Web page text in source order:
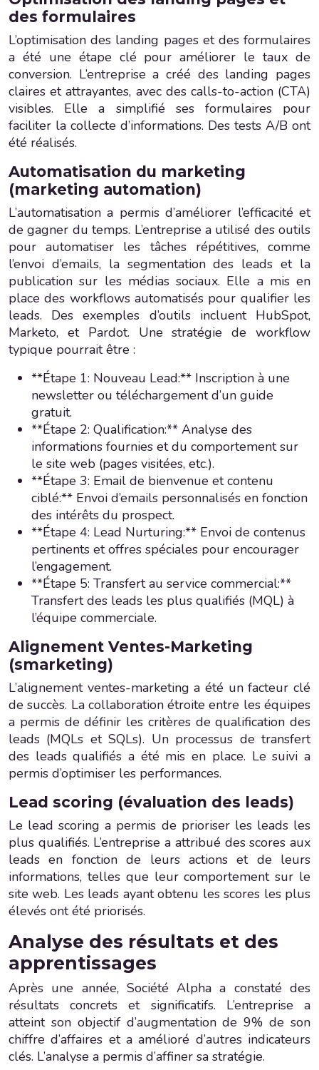
des formulaires
L’optimisation des landing pages et des formulaires
a été une étape clé pour améliorer le taux de
conversion. L’entreprise a créé des landing pages
claires et attrayantes, avec des calls-to-action (CTA)
visibles. Elle a simplifié ses formulaires pour
faciliter la collecte d’informations. Des tests A/B ont
été réalisés.
Automatisation du marketing
(marketing automation)
L’automatisation a permis d’améliorer l’efficacité et
de gagner du temps. L’entreprise a utilisé des outils
pour automatiser les tâches répétitives, comme
l’envoi d’emails, la segmentation des leads et la
publication sur les médias sociaux. Elle a mis en
place des workflows automatisés pour qualifier les
leads. Des exemples d’outils incluent HubSpot,
Marketo, et Pardot. Une stratégie de workflow
typique pourrait être :
**Étape 1: Nouveau Lead:** Inscription à une
newsletter ou téléchargement d’un guide
gratuit.
**Étape 2: Qualification:** Analyse des
informations fournies et du comportement sur
le site web (pages visitées, etc.).
**Étape 3: Email de bienvenue et contenu
ciblé:** Envoi d’emails personnalisés en fonction
des intérêts du prospect.
**Étape 4: Lead Nurturing:** Envoi de contenus
pertinents et offres spéciales pour encourager
l’engagement.
**Étape 5: Transfert au service commercial:**
Transfert des leads les plus qualifiés (MQL) à
l’équipe commerciale.
Alignement Ventes-Marketing
(smarketing)
L’alignement ventes-marketing a été un facteur clé
de succès. La collaboration étroite entre les équipes
a permis de définir les critères de qualification des
leads (MQLs et SQLs). Un processus de transfert
des leads qualifiés a été mis en place. Le suivi a
permis d’optimiser les performances.
Lead scoring (évaluation des leads)
Le lead scoring a permis de prioriser les leads les
plus qualifiés. L’entreprise a attribué des scores aux
leads en fonction de leurs actions et de leurs
informations, telles que leur comportement sur le
site web. Les leads ayant obtenu les scores les plus
élevés ont été priorisés.
Analyse des résultats et des
apprentissages
Après une année, Société Alpha a constaté des
résultats concrets et significatifs. L’entreprise a
atteint son objectif d’augmentation de 9% de son
chiffre d’affaires et a amélioré d’autres indicateurs
clés. L’analyse a permis d’affiner sa stratégie.